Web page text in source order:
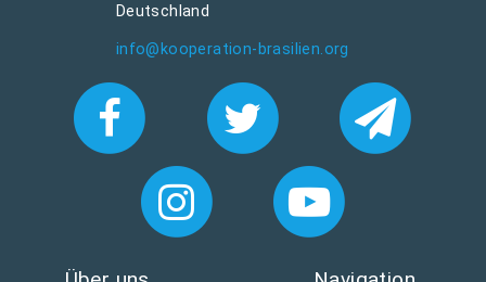
Deutschland
info@kooperation-brasilien.org